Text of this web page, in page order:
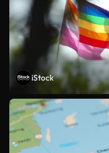
iStock